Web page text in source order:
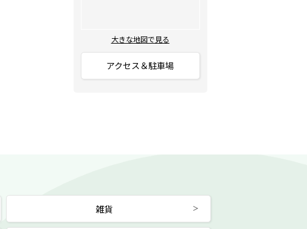
大きな地図で見る
アクセス＆駐車場
雑貨